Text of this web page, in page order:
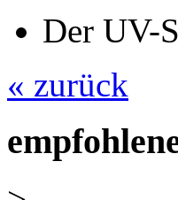
Der UV-
« zurück